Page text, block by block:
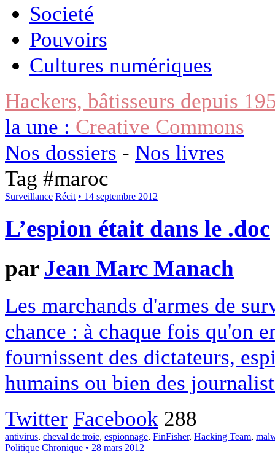
Societé
Pouvoirs
Cultures numériques
Hackers, bâtisseurs depuis
la une : Creative Commons
Nos dossiers - Nos livres
Tag #maroc
Surveillance Récit • 14 septembre 2012
L’espion était dans le .doc
par Jean Marc Manach
Les marchands d'armes de
chance : à chaque fois qu'on
fournissent des dictateurs,
humains ou bien des
Twitter Facebook 288
antivirus, cheval de troie, espionnage, FinFisher, Hacking Team,
Politique Chronique • 28 mars 2012